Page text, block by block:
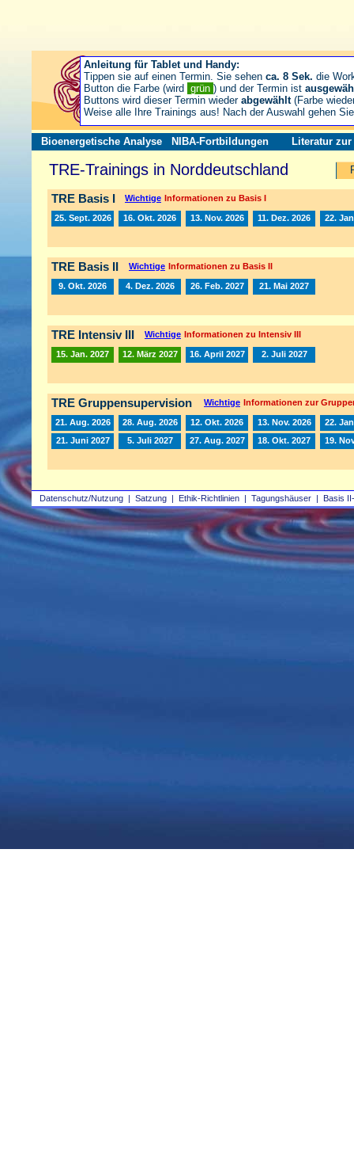
Datenschutz/Nutzung | Satzung | Ethik-Richtlinien | Tagungshäuser | Basis
Bioenergetische Analyse NIBA-Fortbildungen Literatur zur
TRE-Trainings in Norddeutschland
TRE Basis I Wichtige Informationen zu Basis I
25. Sept. 2026 16. Okt. 2026 13. Nov. 2026 11. Dez. 2026 22.
TRE Basis II Wichtige Informationen zu Basis II
9. Okt. 2026 4. Dez. 2026 26. Feb. 2027 21. Mai 2027
TRE Intensiv III Wichtige Informationen zu Intensiv III
15. Jan. 2027 12. März 2027 16. April 2027 2. Juli 2027
TRE Gruppensupervision Wichtige Informationen zur
21. Aug. 2026 28. Aug. 2026 12. Okt. 2026 13. Nov. 2026
22.
21. Juni 2027
5. Juli 2027 27. Aug. 2027 18. Okt. 2027 19.
Anleitung für Tablet und Handy:
Tippen sie auf einen Termin. Sie sehen ca. 8 Sek. die
Button die Farbe (wird grün ) und der Termin ist
Buttons wird dieser Termin wieder abgewählt(Farbe
Weise alle Ihre Trainings aus! Nach der Auswahl gehen